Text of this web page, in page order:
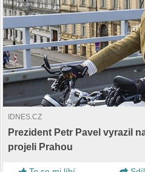
IDNES.CZ
Prezident Petr Pavel vyrazil
projeli Prahou